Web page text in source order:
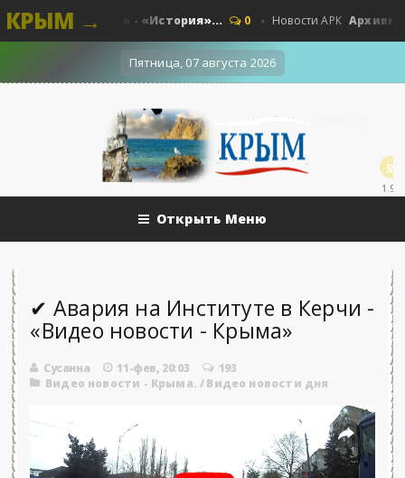
КРЫМ →«Прут» - «История»... 0 Новости АРК Архивные
Пятница, 07 августа 2026
1.9k
Открыть Меню
✔ Авария на Институте в Керчи -
«Видео новости - Крыма»
Сусанна 11-фев, 20:03
193
Видео новости - Крыма./Видео новости дня